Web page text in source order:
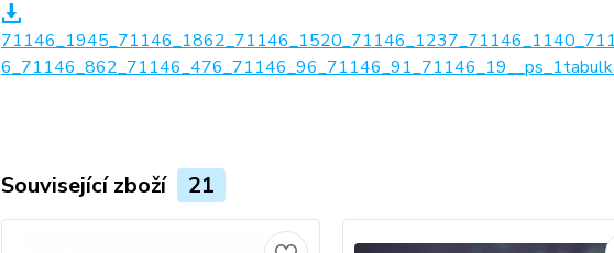
Související zboží 21